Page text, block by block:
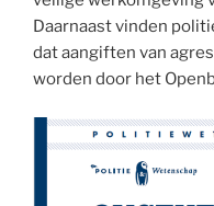
Daarnaast vinden
dat aangiften van
worden door het